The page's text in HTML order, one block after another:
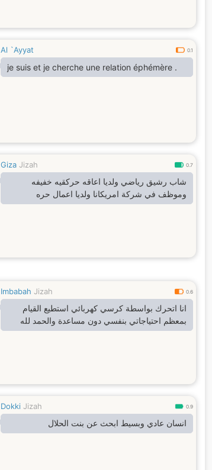
Al `Ayyat 0.1
je suis et je cherche une relation éphémère .
Giza Jizah 0.7
شاب رشيق رياضي ولديا اعاقه حركقيه خفيفه
وموظف في شركة امريكانا ولديا اعمال حره
Imbabah Jizah 0.6
انا اتحرك بواسطة كرسي كهربائي استطيع القيام
بمعظم احتياجاتي بنفسي دون مساعدة والحمد لله
Dokki Jizah 0.9
انسان عادي وبسيط ابحث عن بنت الحلال